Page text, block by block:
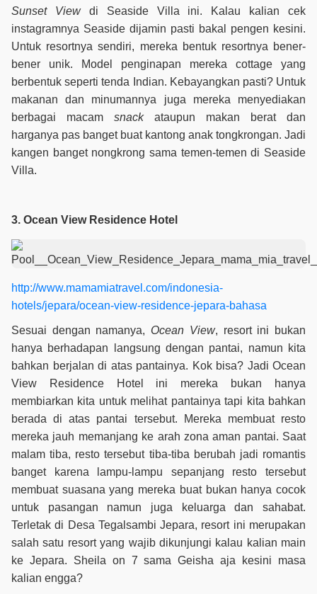
Sunset Viewdi Seaside Villa ini. Kalau kalian cek
instagramnya Seaside dijamin pasti bakal pengen kesini.
Untuk resortnya sendiri, mereka bentuk resortnya bener-
bener unik. Model penginapan mereka cottage yang
berbentuk seperti tenda Indian. Kebayangkan pasti? Untuk
makanan dan minumannya juga mereka menyediakan
berbagai macam snackataupun makan berat dan
harganya pas banget buat kantong anak tongkrongan. Jadi
kangen banget nongkrong sama temen-temen di Seaside
Villa.
3. Ocean View Residence Hotel
http://www.mamamiatravel.com/indonesia-
hotels/jepara/ocean-view-residence-jepara-bahasa
Sesuai dengan namanya, Ocean View, resort ini bukan
hanya berhadapan langsung dengan pantai, namun kita
bahkan berjalan di atas pantainya. Kok bisa? Jadi Ocean
View Residence Hotel ini mereka bukan hanya
membiarkan kita untuk melihat pantainya tapi kita bahkan
berada di atas pantai tersebut. Mereka membuat resto
mereka jauh memanjang ke arah zona aman pantai. Saat
malam tiba, resto tersebut tiba-tiba berubah jadi romantis
banget karena lampu-lampu sepanjang resto tersebut
membuat suasana yang mereka buat bukan hanya cocok
untuk pasangan namun juga keluarga dan sahabat.
Terletak di Desa Tegalsambi Jepara, resort ini merupakan
salah satu resort yang wajib dikunjungi kalau kalian main
ke Jepara. Sheila on 7 sama Geisha aja kesini masa
kalian engga?